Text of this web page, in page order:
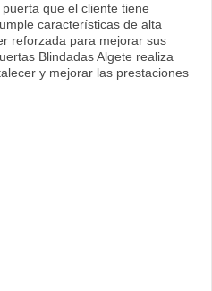
que el cliente tiene
características de alta
reforzada para mejorar sus
Blindadas Algete realiza
y mejorar las prestaciones